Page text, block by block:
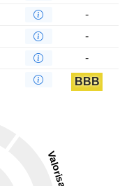
-
-
-
BBB